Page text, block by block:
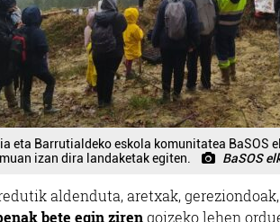
eta Barrutialdeko eskola komunitatea BaSOS
izan dira landaketak egiten.
BaSOS
aldenduta, aretxak,
bete egin zirengoizeko lehen